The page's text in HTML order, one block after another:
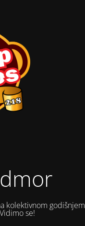
kolektivnom godišnjem
se!